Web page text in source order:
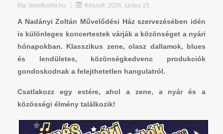
Írta: berettyohir.hu Készült: 2026. június 15.
A Nadányi Zoltán Művelődési Ház szervezésében idén
is különleges koncertestek várják a közönséget a nyári
hónapokban. Klasszikus zene, olasz dallamok, blues
és lendületes, közönségkedvenc produkciók
gondoskodnak a felejthetetlen hangulatról.
Csatlakozz egy estére, ahol a zene, a nyár és a
közösségi élmény találkozik!